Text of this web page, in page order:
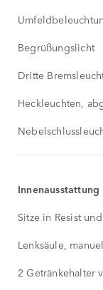
Begrüßungslicht
Dritte
Heckleuchten,
Innenausstattung
Sitze in Resist
Lenksäule,
2 Getränkehalter